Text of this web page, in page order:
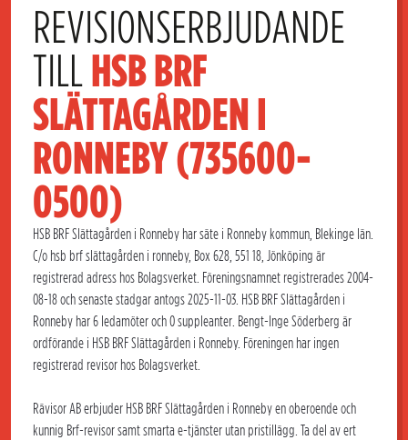
REVISIONSERBJUDANDE
TILL HSB BRF
SLÄTTAGÅRDEN I
RONNEBY (735600-
0500)
HSB BRF Slättagården i Ronneby har säte i Ronneby kommun, Blekinge län.
C/o hsb brf slättagården i ronneby, Box 628, 551 18, Jönköping är
registrerad adress hos Bolagsverket. Föreningsnamnet registrerades 2004-
08-18 och senaste stadgar antogs 2025-11-03. HSB BRF Slättagården i
Ronneby har 6 ledamöter och 0 suppleanter. Bengt-Inge Söderberg är
ordförande i HSB BRF Slättagården i Ronneby. Föreningen har ingen
registrerad revisor hos Bolagsverket.
Rävisor AB erbjuder HSB BRF Slättagården i Ronneby en oberoende och
kunnig Brf-revisor samt smarta e-tjänster utan pristillägg. Ta del av ert